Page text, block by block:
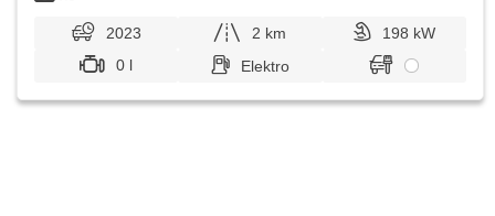
2023 2 km
198 kW
0 l
Elektro